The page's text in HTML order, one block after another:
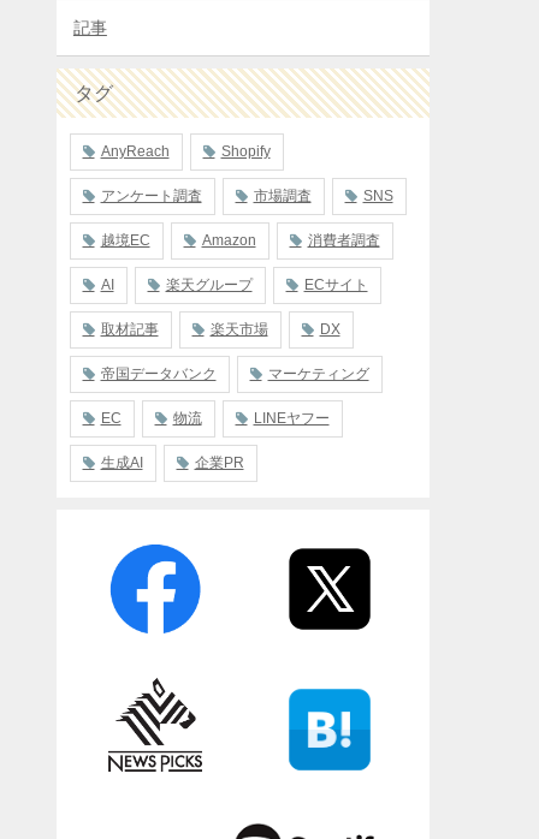
記事
タグ
AnyReach Shopify
アンケート調査 市場調査 SNS
越境EC Amazon 消費者調査
AI 楽天グループ ECサイト
取材記事 楽天市場 DX
帝国データバンク マーケティング
EC 物流 LINEヤフー
生成AI 企業PR